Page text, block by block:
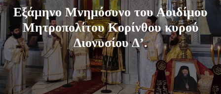
Εξάμηνο Μνημόσυνο του Αοιδίμου
Μητροπολίτου Κορίνθου κυρού
Διονυσίου Δ’.